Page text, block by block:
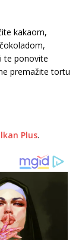
kakaom,
te ponovite
premažite tortu
Plus.